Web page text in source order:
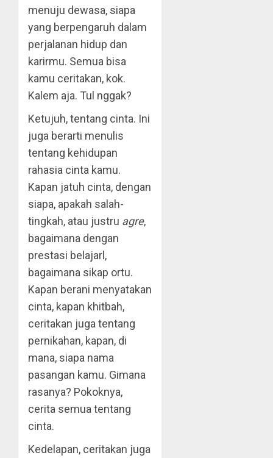
menuju dewasa, siapa
yang berpengaruh dalam
perjalanan hidup dan
karirmu. Semua bisa
kamu ceritakan, kok.
Kalem aja. Tul nggak?
Ketujuh, tentang cinta. Ini
juga berarti menulis
tentang kehidupan
rahasia cinta kamu.
Kapan jatuh cinta, dengan
siapa, apakah salah-
tingkah, atau justru agre,
bagaimana dengan
prestasi belajarl,
bagaimana sikap ortu.
Kapan berani menyatakan
cinta, kapan khitbah,
ceritakan juga tentang
pernikahan, kapan, di
mana, siapa nama
pasangan kamu. Gimana
rasanya? Pokoknya,
cerita semua tentang
cinta.
Kedelapan, ceritakan juga